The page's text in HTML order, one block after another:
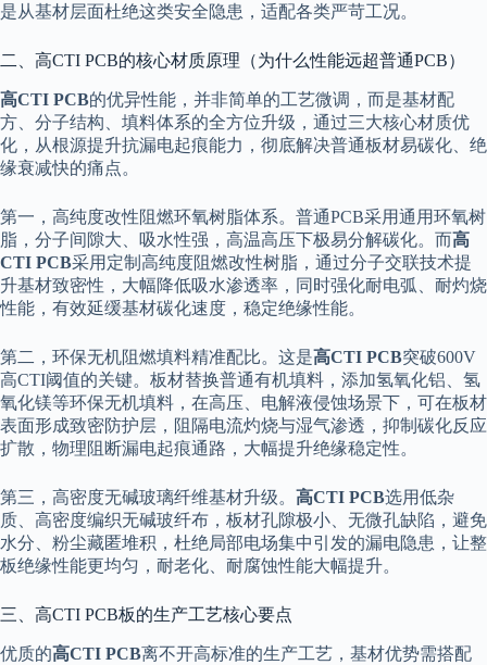
是从基材层面杜绝这类安全隐患，适配各类严苛工况。
二、高CTI PCB的核心材质原理（为什么性能远超普通PCB）
高CTI PCB的优异性能，并非简单的工艺微调，而是基材配
方、分子结构、填料体系的全方位升级，通过三大核心材质优
化，从根源提升抗漏电起痕能力，彻底解决普通板材易碳化、绝
缘衰减快的痛点。
第一，高纯度改性阻燃环氧树脂体系。普通PCB采用通用环氧树
脂，分子间隙大、吸水性强，高温高压下极易分解碳化。而高
CTI PCB采用定制高纯度阻燃改性树脂，通过分子交联技术提
升基材致密性，大幅降低吸水渗透率，同时强化耐电弧、耐灼烧
性能，有效延缓基材碳化速度，稳定绝缘性能。
第二，环保无机阻燃填料精准配比。这是高CTI PCB突破600V
高CTI阈值的关键。板材替换普通有机填料，添加氢氧化铝、氢
氧化镁等环保无机填料，在高压、电解液侵蚀场景下，可在板材
表面形成致密防护层，阻隔电流灼烧与湿气渗透，抑制碳化反应
扩散，物理阻断漏电起痕通路，大幅提升绝缘稳定性。
第三，高密度无碱玻璃纤维基材升级。 高CTI PCB选用低杂
质、高密度编织无碱玻纤布，板材孔隙极小、无微孔缺陷，避免
水分、粉尘藏匿堆积，杜绝局部电场集中引发的漏电隐患，让整
板绝缘性能更均匀，耐老化、耐腐蚀性能大幅提升。
三、高CTI PCB板的生产工艺核心要点
优质的高CTI PCB离不开高标准的生产工艺，基材优势需搭配